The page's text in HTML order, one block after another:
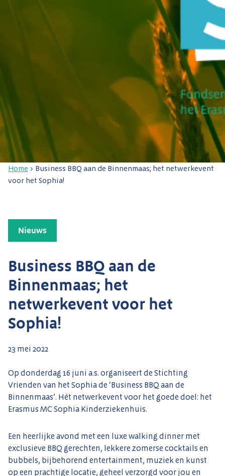
Home > Business BBQ aan de Binnenmaas; het netwerkevent
voor het Sophia!
Nieuws
Business BBQ aan de
Binnenmaas; het
netwerkevent voor het
Sophia!
23 mei 2022
Op donderdag 16 juni a.s. organiseert de Stichting
Vrienden van het Sophia de ‘Business BBQ aan de
Binnenmaas’. Hét netwerkevent voor het goede doel: het
Erasmus MC Sophia Kinderziekenhuis.
Een heerlijke avond met een luxe walking dinner met
exclusieve BBQ gerechten, lekkere zomerse cocktails en
bubbels, bijbehorend entertainment, muziek en kunst
op een prachtige locatie, geheel verzorgd voor jou en